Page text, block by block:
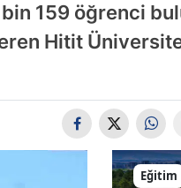
159 öğrenci
Hitit
Eğitim